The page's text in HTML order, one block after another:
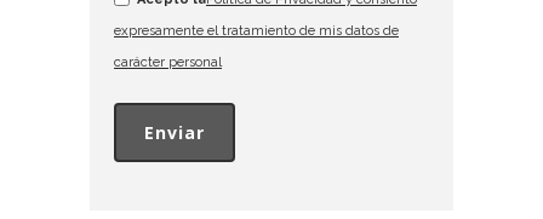
expresamente el tratamiento de mis datos de
carácter personal